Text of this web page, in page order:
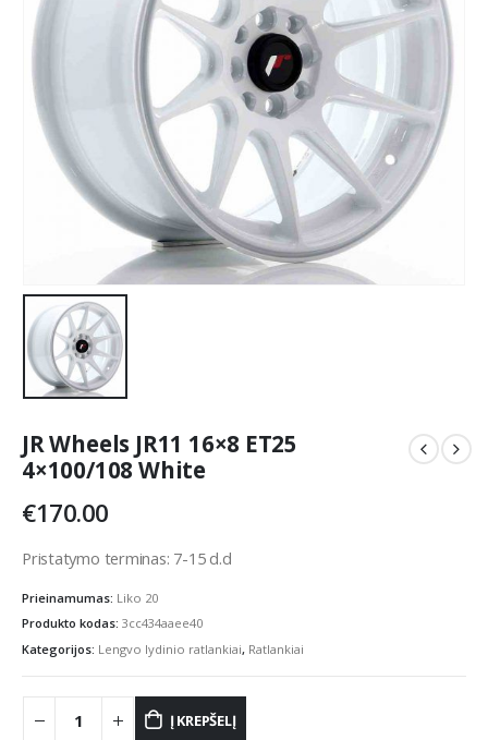
JR Wheels JR11 16×8 ET25
4×100/108 White
€170.00
Pristatymo terminas: 7-15 d.d
Prieinamumas: Liko 20
Produkto kodas: 3cc434aaee40
Kategorijos: Lengvo lydinio ratlankiai, Ratlankiai
Į KREPŠELĮ